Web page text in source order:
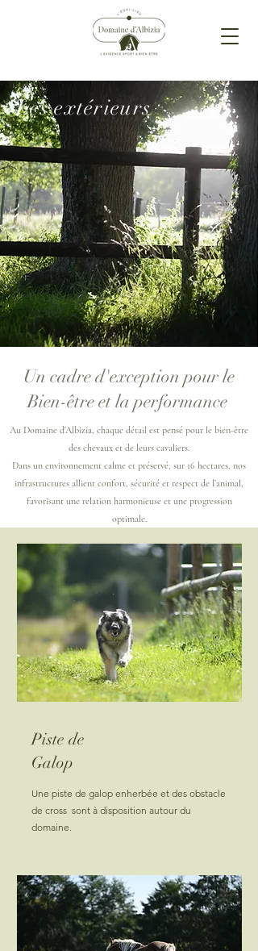
Les extérieurs
Un cadre d'exception pour le
Bien-être et la performance
Au Domaine d'Albizia, chaque détail est pensé pour le bien-être
des chevaux et de leurs cavaliers.
Dans un environnement calme et préservé, sur 16 hectares, nos
infrastructures allient confort, sécurité et respect de l’animal,
favorisant une relation harmonieuse et une progression
optimale.
Piste de
Galop
Une piste de galop enherbée et des obstacle
de cross sont à disposition autour du
domaine.